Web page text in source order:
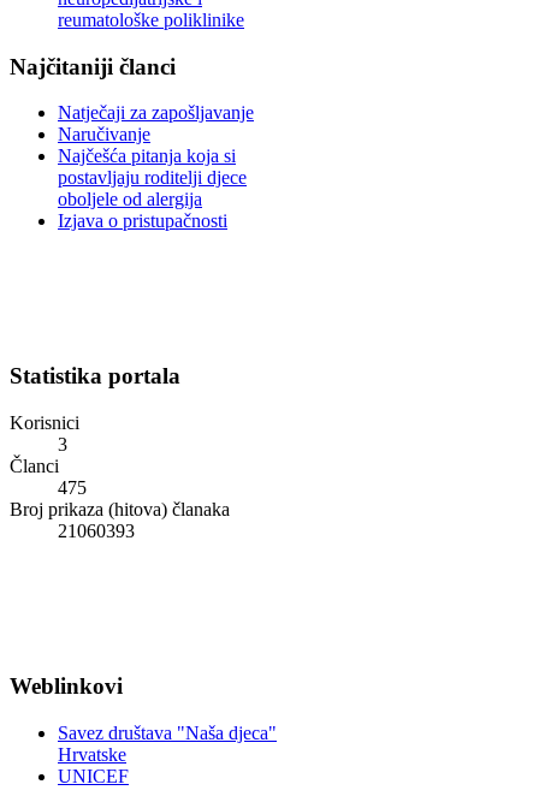
reumatološke poliklinike
Najčitaniji članci
Natječaji za zapošljavanje
Naručivanje
Najčešća pitanja koja si
postavljaju roditelji djece
oboljele od alergija
Izjava o pristupačnosti
Statistika portala
Korisnici
3
Članci
475
Broj prikaza (hitova) članaka
21060393
Weblinkovi
Savez društava "Naša djeca"
Hrvatske
UNICEF